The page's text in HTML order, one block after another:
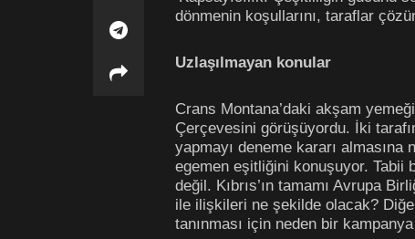
dönmenin koşullarını, taraflar
Uzlaşılmayan konular
Crans Montana’daki akşam
Çerçevesini görüşüyordu. İki
yapmayı deneme kararı
egemen eşitliğini konuşuyor. Tabii
değil. Kıbrıs’ın tamamı Avrupa
ile ilişkileri ne şekilde olacak?
tanınması için neden bir